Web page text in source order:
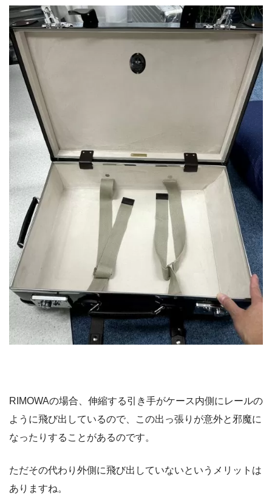
RIMOWAの場合、伸縮する引き手がケース内側にレールの
ように飛び出しているので、この出っ張りが意外と邪魔に
なったりすることがあるのです。
ただその代わり外側に飛び出していないというメリットは
ありますね。